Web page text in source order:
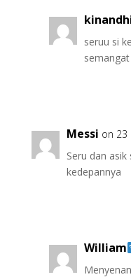
seruu si
Messi on 23
Seru dan
kedepannya
William